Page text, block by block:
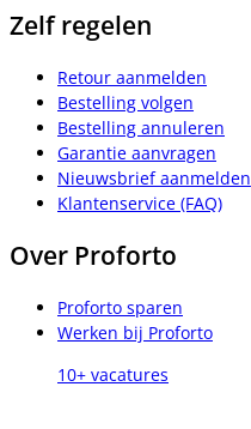
Zelf regelen
Retour aanmelden
Bestelling volgen
Bestelling annuleren
Garantie aanvragen
Nieuwsbrief aanmelden
Klantenservice (FAQ)
Over Proforto
Proforto sparen
Werken bij Proforto
10+ vacatures